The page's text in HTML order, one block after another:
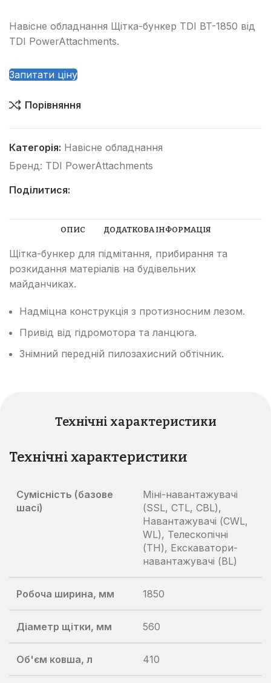
Навісне обладнання Щітка-бункер TDI BT-1850 від
TDI PowerAttachments.
Запитати ціну
Порівняння
Категорія: Навісне обладнання
Бренд: TDI PowerAttachments
Поділитися:
ОПИС ДОДАТКОВА ІНФОРМАЦІЯ
Щітка-бункер для підмітання, прибирання та
розкидання матеріалів на будівельних
майданчиках.
Надміцна конструкція з протизносним лезом.
Привід від гідромотора та ланцюга.
Знімний передній пилозахисний обтічник.
Технічні характеристики
Технічні характеристики
Сумісність (базове
шасі)
Міні-навантажувачі
(SSL, CTL, CBL),
Навантажувачі (CWL,
WL), Телескопічні
(TH), Екскаватори-
навантажувачі (BL)
Робоча ширина, мм 1850
Діаметр щітки, мм 560
Об'єм ковша, л 410